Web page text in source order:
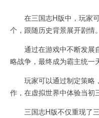
在三国志H版中，玩家可
个，跟随历史背景展开剧情。
通过在游戏中不断发展
略战争，最终成为霸主统一
玩家可以通过制定策略
作，在虚拟世界中体验当初
三国志H版不仅重现了三